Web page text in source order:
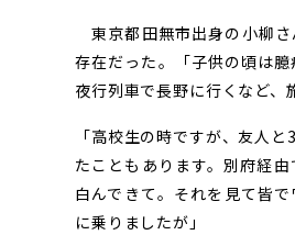
東京都田無市出身の小柳さ
存在だった。「子供の頃は
夜行列車で長野に行くなど、
「高校生の時ですが、友人
たこともあります。別府経
白んできて。それを見て皆
に乗りましたが」